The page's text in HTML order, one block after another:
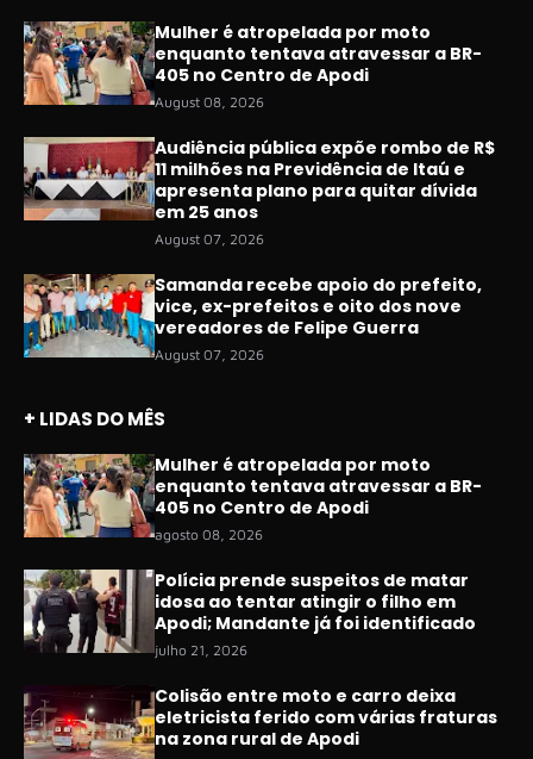
Mulher é atropelada por moto
enquanto tentava atravessar a BR-
405 no Centro de Apodi
August 08, 2026
Audiência pública expõe rombo de R$
11 milhões na Previdência de Itaú e
apresenta plano para quitar dívida
em 25 anos
August 07, 2026
Samanda recebe apoio do prefeito,
vice, ex-prefeitos e oito dos nove
vereadores de Felipe Guerra
August 07, 2026
+ LIDAS DO MÊS
Mulher é atropelada por moto
enquanto tentava atravessar a BR-
405 no Centro de Apodi
agosto 08, 2026
Polícia prende suspeitos de matar
idosa ao tentar atingir o filho em
Apodi; Mandante já foi identificado
julho 21, 2026
Colisão entre moto e carro deixa
eletricista ferido com várias fraturas
na zona rural de Apodi